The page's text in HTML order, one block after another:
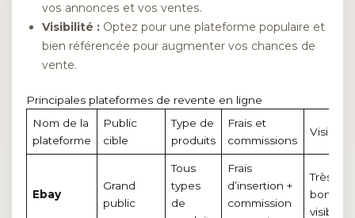
vos annonces et vos ventes.
Visibilité : Optez pour une plateforme populaire et
bien référencée pour augmenter vos chances de
vente.
Principales plateformes de revente en ligne
Nom de la
plateforme
Public
cible
Type de
produits
Frais et
commissions
Visibilité
Ebay
Grand
public
Tous
types
de
Frais
d’insertion +
commission
Très
bonne
visibilité